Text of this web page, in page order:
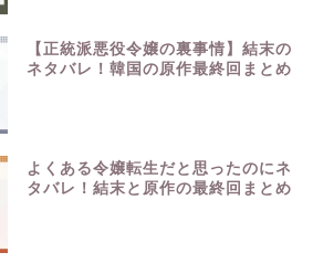
【正統派悪役令嬢の裏事情】結末の
ネタバレ！韓国の原作最終回まとめ
よくある令嬢転生だと思ったのにネ
タバレ！結末と原作の最終回まとめ